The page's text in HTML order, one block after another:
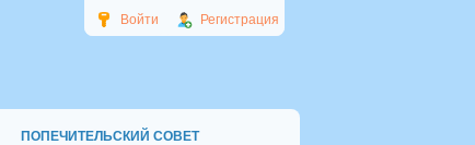
Войти Регистрация
ПОПЕЧИТЕЛЬСКИЙ СОВЕТ